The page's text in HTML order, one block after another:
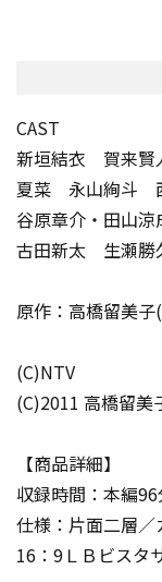
CAST
新垣結衣 賀来
夏菜 永山絢斗
谷原章介・田山涼
古田新太 生瀬勝
原作：高橋留美
(C)NTV
(C)2011 高橋留美
【商品詳細】
収録時間：本編
仕様：片面二層
16：9ＬＢビスタ